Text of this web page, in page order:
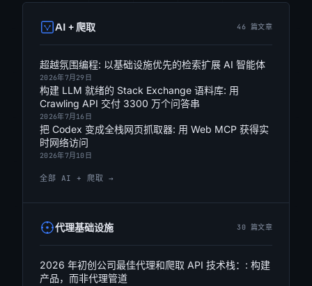
AI + 爬取 46 篇文章
超越氛围编程: 以基础设施优先的检索扩展 AI 智能体
2026年7月29日
构建 LLM 就绪的 Stack Exchange 语料库: 用
Crawling API 交付 3300 万个问答串
2026年7月16日
把 Codex 变成全栈网页抓取器: 用 Web MCP 获得实
时网络访问
2026年7月10日
全部 AI + 爬取 →
代理基础设施 30 篇文章
2026 年初创公司最佳代理和爬取 API 技术栈：: 构建
产品，而非代理管道